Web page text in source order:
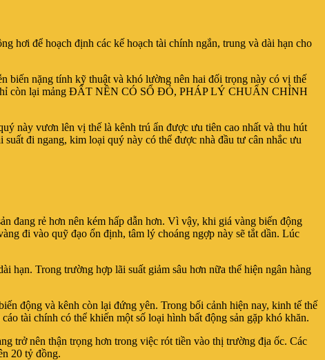
hơi để hoạch định các kế hoạch tài chính ngắn, trung và dài hạn cho
biến nặng tính kỹ thuật và khó lường nên hai đối trọng này có vị thế
chỉ còn lại mảng ĐẤT NỀN CÓ SỔ ĐỎ, PHÁP LÝ CHUẨN CHỈNH
này vươn lên vị thế là kênh trú ẩn được ưu tiên cao nhất và thu hút
đi ngang, kim loại quý này có thể được nhà đầu tư cân nhắc ưu
đang rẻ hơn nên kém hấp dẫn hơn. Vì vậy, khi giá vàng biến động
đi vào quỹ đạo ổn định, tâm lý choáng ngợp này sẽ tắt dần. Lúc
hạn. Trong trường hợp lãi suất giảm sâu hơn nữa thể hiện ngân hàng
động và kênh còn lại đứng yên. Trong bối cảnh hiện nay, kinh tế thế
tài chính có thể khiến một số loại hình bất động sản gặp khó khăn.
trở nên thận trọng hơn trong việc rót tiền vào thị trường địa ốc. Các
20 tỷ đồng.